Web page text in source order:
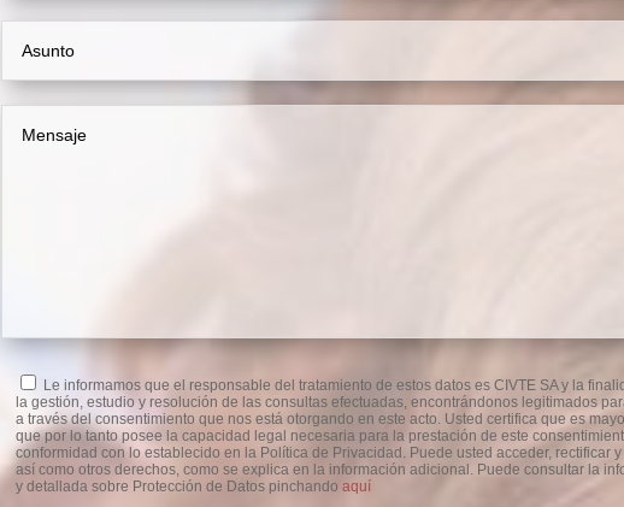
Le informamos que el responsable del tratamiento de estos datos es CIVTE SA y la
la gestión, estudio y resolución de las consultas efectuadas, encontrándonos legitimados
a través del consentimiento que nos está otorgando en este acto. Usted certifica que es
que por lo tanto posee la capacidad legal necesaria para la prestación de este
conformidad con lo establecido en la Política de Privacidad. Puede usted acceder, rectificar y
así como otros derechos, como se explica en la información adicional. Puede consultar la
y detallada sobre Protección de Datos pinchando aquí